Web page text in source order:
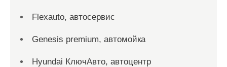
Flexauto, автосервис
Genesis premium, автомойка
Hyundai КлючАвто, автоцентр